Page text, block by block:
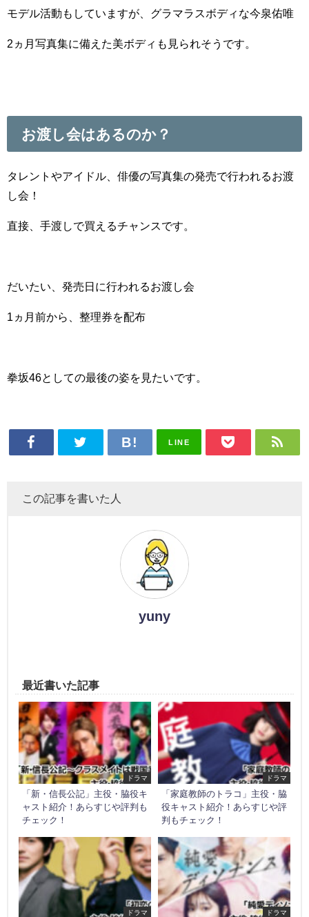
モデル活動もしていますが、グラマラスボディな今泉佑唯
2ヵ月写真集に備えた美ボディも見られそうです。
お渡し会はあるのか？
タレントやアイドル、俳優の写真集の発売で行われるお渡
し会！
直接、手渡しで買えるチャンスです。
だいたい、発売日に行われるお渡し会
1ヵ月前から、整理券を配布
拳坂46としての最後の姿を見たいです。
LINE
この記事を書いた人
yuny
最近書いた記事
ドラマ
「新・信長公記」主役・脇役キ
ャスト紹介！あらすじや評判も
チェック！
ドラマ
「家庭教師のトラコ」主役・脇
役キャスト紹介！あらすじや評
判もチェック！
ドラマ ドラマ